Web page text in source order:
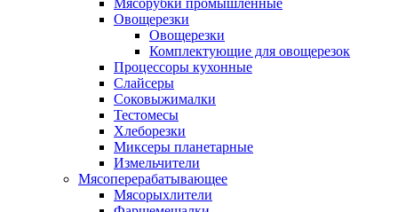
Овощерезки
Овощерезки
Комплектующие для овощерезок
Процессоры кухонные
Слайсеры
Соковыжималки
Тестомесы
Хлеборезки
Миксеры планетарные
Измельчители
Мясоперерабатывающее
Мясорыхлители